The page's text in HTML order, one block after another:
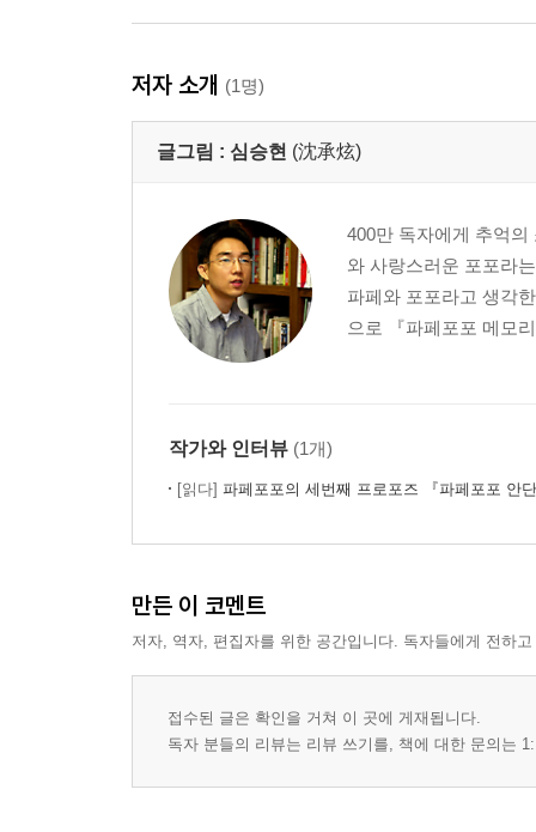
저자 소개 (1명)
글그림 : 심승현 (沈承炫)
400만 독자에게 추억
와 사랑스러운 포포라
파페와 포포라고 생각
으로 『파페포포 메모
작가와 인터뷰 (1개)
[읽다] 파페포포의 세번째 프로포즈 『파페포포 안
만든 이 코멘트
저자, 역자, 편집자를 위한 공간입니다. 독자들에게 전하
접수된 글은 확인을 거쳐 이 곳에 게재됩니다.
독자 분들의 리뷰는 리뷰 쓰기를, 책에 대한 문의는